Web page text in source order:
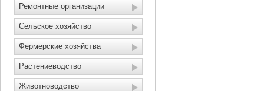
Ремонтные организации
Сельское хозяйство
Фермерские хозяйства
Растениеводство
Животноводство